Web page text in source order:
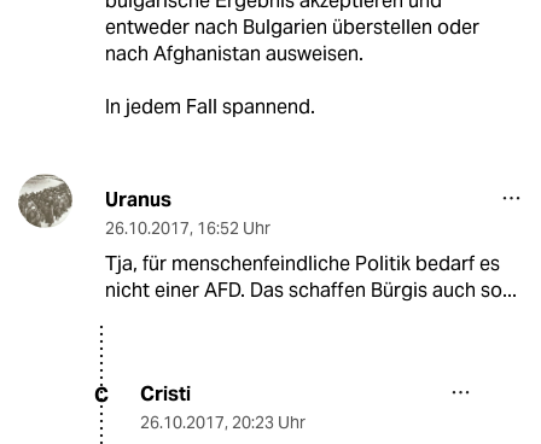
entweder nach Bulgarien überstellen oder
nach Afghanistan ausweisen.
In jedem Fall spannend.
Uranus
26.10.2017, 16:52 Uhr
Tja, für menschenfeindliche Politik bedarf es
nicht einer AFD. Das schaffen Bürgis auch so...
C Cristi
26.10.2017, 20:23 Uhr